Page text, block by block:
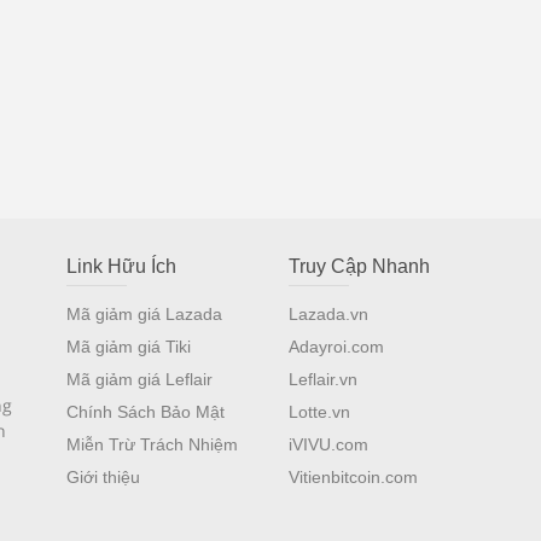
Link Hữu Ích
Mã giảm giá Lazada
Mã giảm giá Tiki
Mã giảm giá Leflair
Chính Sách Bảo Mật
Miễn Trừ Trách Nhiệm
Giới thiệu
Truy Cập Nhanh
Lazada.vn
Adayroi.com
Leflair.vn
Lotte.vn
iVIVU.com
Vitienbitcoin.com